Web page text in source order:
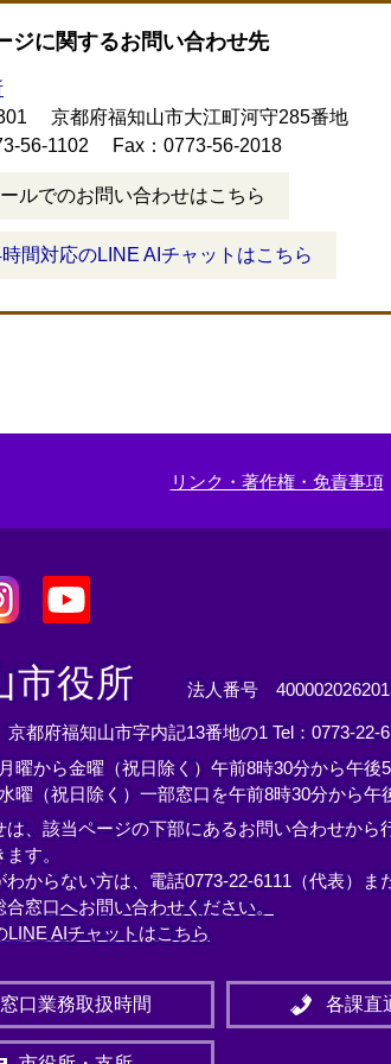
ジに関するお問い合わせ先
京都府福知山市大江町河守285番地
56-1102
Fax：0773-56-2018
ールでのお問い合わせはこちら
間対応のLINE AIチャットはこちら
リンク・著作権・免責事項
外
部
リ
ン
ク
＞
市役所 法人番号
都府福知山市字内記13番地の1 Tel：0773-22-
曜から金曜（祝日除く）午前8時30分から午後
曜（祝日除く）一部窓口を午前8時30分から午
は、該当ページの下部にあるお問い合わせから
す。
わからない方は、電話0773-22-6111（代表）ま
窓口へお問い合わせください。
LINE AIチャットはこちら
窓口業務取扱時間 各課直